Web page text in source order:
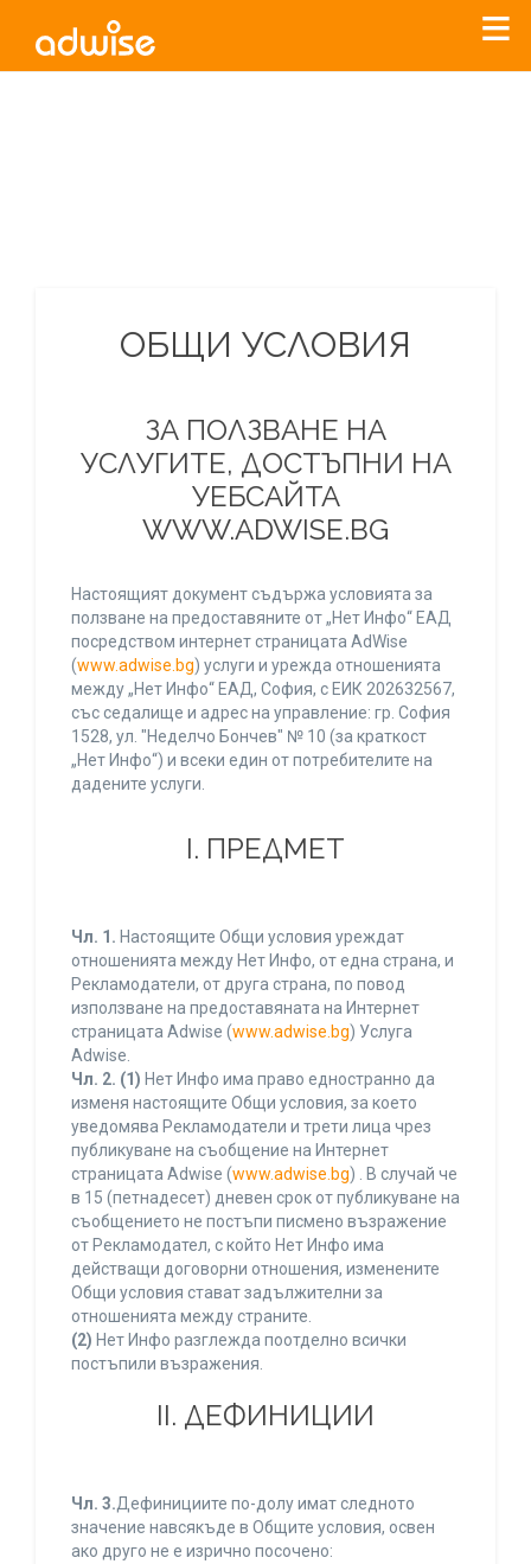
ОБЩИ УСЛОВИЯ
ЗА ПОЛЗВАНЕ НА
УСЛУГИТЕ, ДОСТЪПНИ НА
УЕБСАЙТА
WWW.ADWISE.BG
Настоящият документ съдържа условията за
ползване на предоставяните от „Нет Инфо“ ЕАД
посредством интернет страницата AdWise
(www.adwise.bg) услуги и урежда отношенията
между „Нет Инфо“ ЕАД, София, с ЕИК 202632567,
със седалище и адрес на управление: гр. София
1528, ул. "Неделчо Бончев" № 10 (за краткост
„Нет Инфо“) и всеки един от потребителите на
дадените услуги.
І. ПРЕДМЕТ
Чл. 1. Настоящите Общи условия уреждат
отношенията между Нет Инфо, от една страна, и
Рекламодатели, от друга страна, по повод
използване на предоставяната на Интернет
страницата Adwise (www.adwise.bg) Услуга
Adwise.
Чл. 2. (1) Нет Инфо има право едностранно да
изменя настоящите Общи условия, за което
уведомява Рекламодатели и трети лица чрез
публикуване на съобщение на Интернет
страницата Adwise (www.adwise.bg) . В случай че
в 15 (петнадесет) дневен срок от публикуване на
съобщението не постъпи писмено възражение
от Рекламодател, с който Нет Инфо има
действащи договорни отношения, изменените
Общи условия стават задължителни за
отношенията между страните.
(2) Нет Инфо разглежда поотделно всички
постъпили възражения.
ІІ. ДЕФИНИЦИИ
Чл. 3.Дефинициите по-долу имат следното
значение навсякъде в Общите условия, освен
ако друго не е изрично посочено: